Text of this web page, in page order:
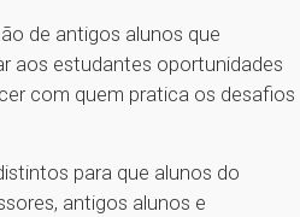
de antigos alunos que
aos estudantes oportunidades
com quem pratica os desafios
para que alunos do
antigos alunos e